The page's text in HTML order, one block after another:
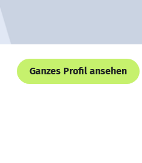
Ganzes Profil ansehen